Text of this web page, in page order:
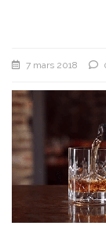
7 mars 2018